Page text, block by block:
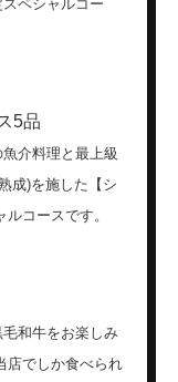
ペシャルコー
5品
介料理と最上級
成)を施した【シ
コースです。
和牛をお楽しみ
店でしか食べられ